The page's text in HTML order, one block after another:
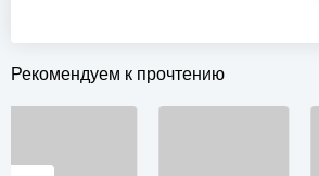
Рекомендуем к прочтению